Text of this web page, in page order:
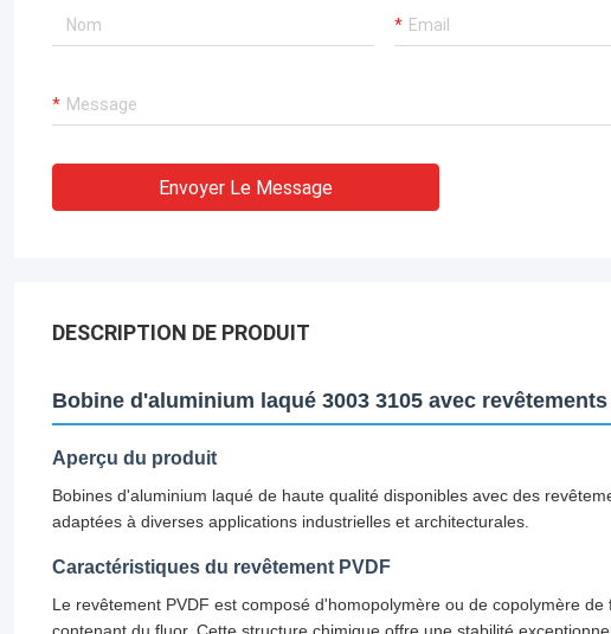
Envoyer Le Message
DESCRIPTION DE PRODUIT
Bobine d'aluminium laqué 3003 3105 avec revêtements
Aperçu du produit
Bobines d'aluminium laqué de haute qualité disponibles avec des
adaptées à diverses applications industrielles et architecturales.
Caractéristiques du revêtement PVDF
Le revêtement PVDF est composé d'homopolymère ou de copolymère